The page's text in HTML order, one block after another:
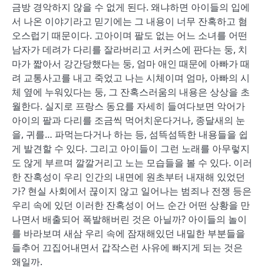
금방 경악하지 않을 수 없게 된다. 왜냐하면 아이들의 입에
서 나온 이야기라고 믿기에는 그 내용이 너무 잔혹하고 혐
오스럽기 때문이다. 고아이며 팔도 없는 어느 소녀를 어떤
남자가 데려가 다리를 잘라버리고 서커스에 판다는 둥, 치
마가 짧아서 강간당했다는 둥, 엄마 애인 때문에 아빠가 때
려 교통사고를 내고 죽었고 나는 시체이며 엄마, 아빠의 시
체 옆에 누워있다는 둥, 그 잔혹스러움의 내용은 상상을 초
월한다. 실지로 프랑스 동요를 자세히 들여다보면 악어가
아이의 팔과 다리를 조금씩 먹어치운다거나, 종달새의 눈
을, 귀를… 파먹는다거나 하는 등, 섬뜩섬뜩한 내용들을 쉽
게 발견할 수 있다. 그리고 아이들이 그런 노래를 아무렇지
도 않게 부르며 깔깔거리고 노는 모습들을 볼 수 있다. 이러
한 잔혹성이 우리 인간의 내면에 원초부터 내재해 있었던
가? 현실 사회에서 끊이지 않고 일어나는 범죄나 전쟁 등은
우리 속에 있던 이러한 잔혹성이 어느 순간 어떤 상황을 만
나면서 배출되어 폭발해버린 것은 아닐까? 아이들의 놀이
를 바라보며 새삼 우리 속에 잠재해있던 내밀한 부분들을
들추어 끄집어내면서 갑작스런 사유에 빠지게 되는 것은
왜일까.